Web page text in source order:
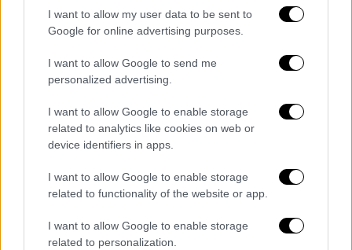
I want to allow my user data to be sent to
Google for online advertising purposes.
I want to allow Google to send me
personalized advertising.
I want to allow Google to enable storage
related to analytics like cookies on web or
device identifiers in apps.
I want to allow Google to enable storage
related to functionality of the website or app.
I want to allow Google to enable storage
related to personalization.
Σύμφωνα με τον Περιφερειάρχη αυτό
προέκυψε μετά από τη συνάντηση που είχε
μαζί του και κατόπιν τη συζήτηση που
ακολούθησε με τον κ. Αθανασίου,
Διευθύνοντα Σύμβουλο της “LAMDA
Development S.A. “, εταιρεία στην οποία
ανήκει πλέον ο χώρος του πρώην
Όπως ανέφερε ο κ. Καχριμάνης το κόστος
κατασκευής του Πανηπειρωτικού Κλειστού
Γυμναστηρίου στα Γιάννενα υπολογίζεται